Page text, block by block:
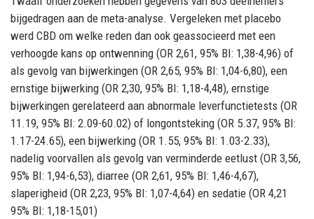
bijgedragen aan de meta-analyse. Vergeleken met placebo
werd CBD om welke reden dan ook geassocieerd met een
verhoogde kans op ontwenning (OR 2,61, 95% BI: 1,38-4,96) of
als gevolg van bijwerkingen (OR 2,65, 95% BI: 1,04-6,80), een
ernstige bijwerking (OR 2,30, 95% BI: 1,18-4,48), ernstige
bijwerkingen gerelateerd aan abnormale leverfunctietests (OR
11.19, 95% BI: 2.09-60.02) of longontsteking (OR 5.37, 95% BI:
1.17-24.65), een bijwerking (OR 1.55, 95% BI: 1.03-2.33),
nadelig voorvallen als gevolg van verminderde eetlust (OR 3,56,
95% BI: 1,94-6,53), diarree (OR 2,61, 95% BI: 1,46-4,67),
slaperigheid (OR 2,23, 95% BI: 1,07-4,64) en sedatie (OR 4,21
95% BI: 1,18-15,01)